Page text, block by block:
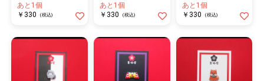
あと1個
￥330
(税込)
あと1個
￥330
(税込)
あと1個
￥330
(税込)